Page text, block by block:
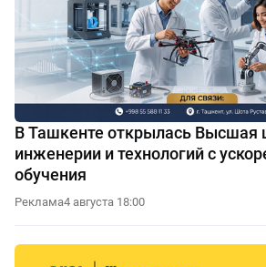
В Ташкенте открылась Высшая
инженерии и технологий с
обучения
Реклама4 августа 18:00